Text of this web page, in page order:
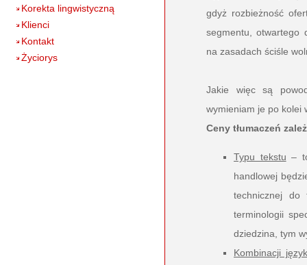
Korekta lingwistyczną
Klienci
Kontakt
Życiorys
gdyż rozbieżność
segmentu, otwartego
na zasadach ściśle
Jakie więc są
wymieniam je po kolei
Ceny tłumaczeń
Typu tekstu –
handlowej
technicznej do
terminologii
dziedzina, tym
Kombinacji